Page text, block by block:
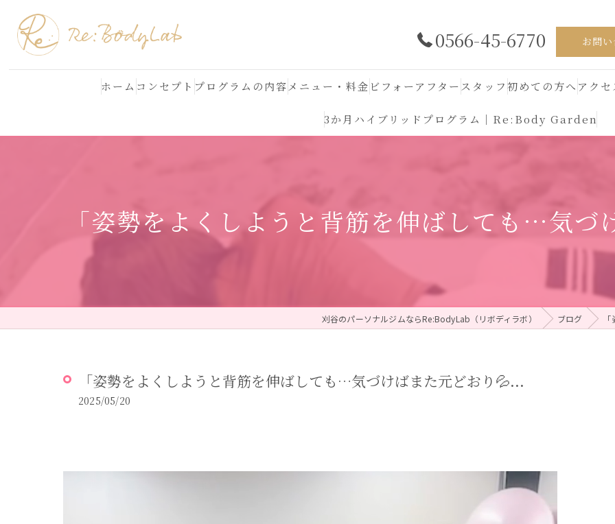
0566-45-6770 お問
ホーム コンセプト プログラムの内容
結果が出る理由
メニュー・料金 ビフォーアフター スタッフ初めての方へ アクセ
3か月ハイブリッドプログラム｜Re:Body Garden
「姿勢をよくしようと背筋を伸ばしても…気
刈谷のパーソナルジムならRe:BodyLab（リボディラボ） ブログ
「姿勢をよくしようと背筋を伸ばしても…気づけばまた元どおり💦...
2025/05/20